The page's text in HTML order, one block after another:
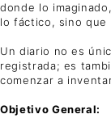
donde lo
lo fáctico, sino que
Un diario no es
registrada; es
comenzar a
Objetivo General: